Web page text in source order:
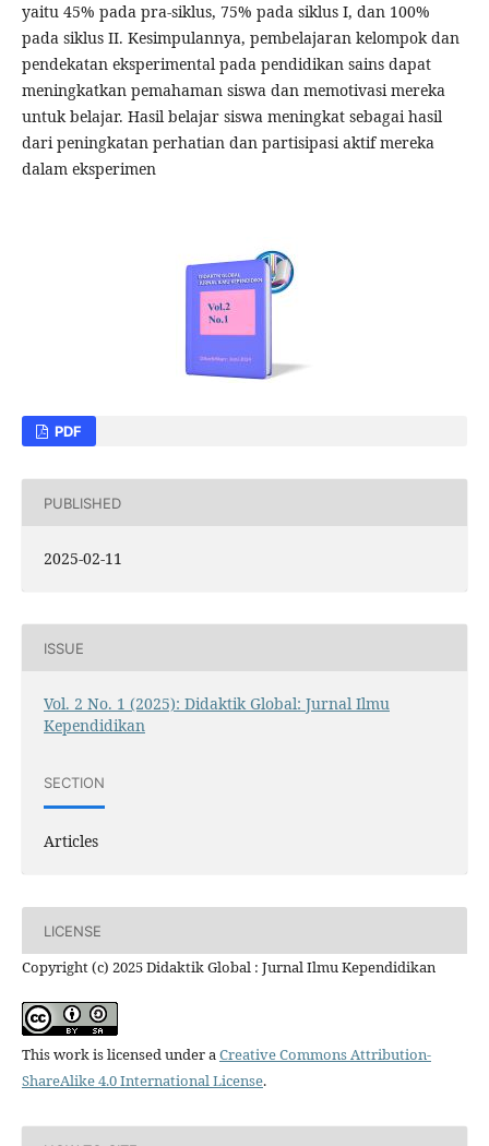
yaitu 45% pada pra-siklus, 75% pada siklus I, dan 100%
pada siklus II. Kesimpulannya, pembelajaran kelompok dan
pendekatan eksperimental pada pendidikan sains dapat
meningkatkan pemahaman siswa dan memotivasi mereka
untuk belajar. Hasil belajar siswa meningkat sebagai hasil
dari peningkatan perhatian dan partisipasi aktif mereka
dalam eksperimen
PDF
PUBLISHED
2025-02-11
ISSUE
Vol. 2 No. 1 (2025): Didaktik Global: Jurnal Ilmu
Kependidikan
SECTION
Articles
LICENSE
Copyright (c) 2025 Didaktik Global : Jurnal Ilmu Kependidikan
This work is licensed under aCreative Commons Attribution-
ShareAlike 4.0 International License.